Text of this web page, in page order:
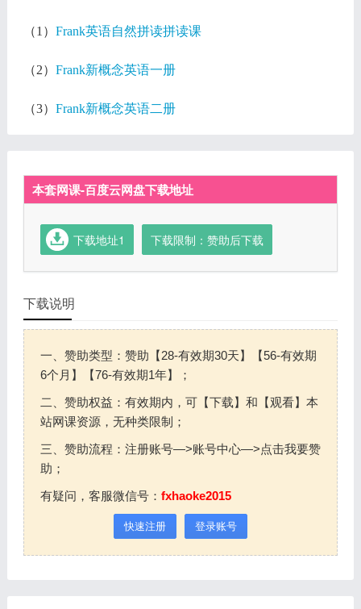
（1） Frank英语自然拼读拼读课
（2） Frank新概念英语一册
（3） Frank新概念英语二册
本套网课-百度云网盘下载地址
下载地址1 下载限制：赞助后下载
下载说明
一、赞助类型：赞助【28-有效期30天】【56-有效期
6个月】【76-有效期1年】；
二、赞助权益：有效期内，可【下载】和【观看】本
站网课资源，无种类限制；
三、赞助流程：注册账号—>账号中心—>点击我要赞
助；
有疑问，客服微信号： fxhaoke2015
快速注册 登录账号